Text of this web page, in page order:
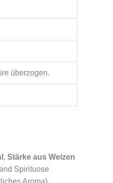
überzogen.
, Stärke aus Weizen
Spirituose
Aroma) ,